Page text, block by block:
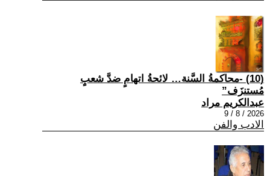
(10) -محاكمةُ السَّنة… لائحةُ اتهامٍ ضدَّ شعبٍ
مُستنزَف”
عبدالكريم مراد
2026 / 8 / 9
الادب والفن